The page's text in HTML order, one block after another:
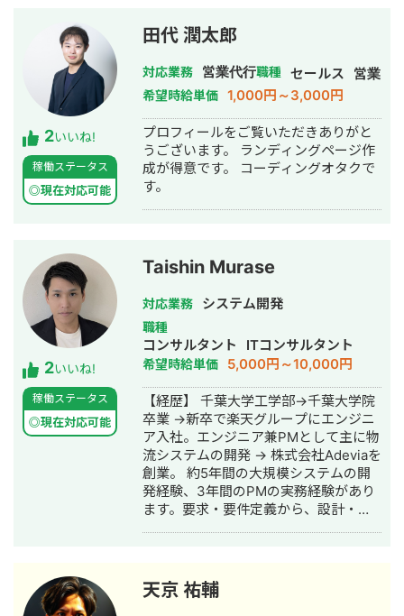
(通信キャリア) ・IoTセンサーデータ解
析(調査会社) ・売上げ時系列解析(調査
会社) ・コンバージョン要因解析(WEB
サービス) ・テキスト処理による法律文
書自動構成アドバイザリー（法律）
【ヘルスケアアプリ・ドクターボイ
ス】 患者さんが医師との会話を音声メ
モで記録するアプリを開発・運用して
います。 https://www.doctor-
voice.com/ 【YouTubeチャンネル運
用】 患者さん体験記というYouTubeチ
【本の執筆】 自然言語解析についての
hashimoto.booth.pm/items/1040539
何卒、宜しくお願いいたします。
日本学術振興会特別研究員（東京大学
理学部情報科学科 辻井潤一研究室）
2000～2001年 信州大学医学部附属病
院 医療情報部助教 2001～2008年
産業技術総合研究所 生物情報解析研
究センター 主任研究員 2008年～ 現
職
2いいね!
稼働ステータス
◎現在対応可能
田代 潤太郎
対応業務 営業代行職種 セールス 営業
希望時給単価 1,000円～3,000円
プロフィールをご覧いただきありがと
うございます。 ランディングページ作
成が得意です。 コーディングオタクで
す。
2いいね!
稼働ステータス
◎現在対応可能
Taishin Murase
対応業務 システム開発
職種
コンサルタント ITコンサルタント
希望時給単価 5,000円～10,000円
【経歴】 千葉大学工学部→千葉大学院
卒業 →新卒で楽天グループにエンジニ
ア入社。エンジニア兼PMとして主に物
流システムの開発 → 株式会社Adeviaを
創業。 約5年間の大規模システムの開
発経験、3年間のPMの実務経験があり
ます。要求・要件定義から、設計・実
天京 祐輔